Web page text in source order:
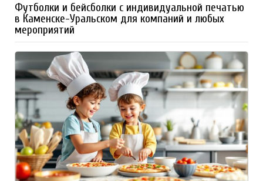
Футболки и бейсболки с индивидуальной печатью
в Каменске-Уральском для компаний и любых
мероприятий